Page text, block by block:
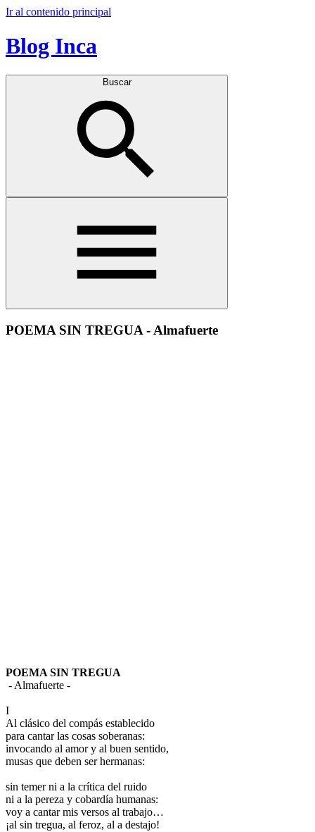
Ir al contenido principal
Blog Inca
Buscar
POEMA SIN TREGUA - Almafuerte
POEMA SIN TREGUA
- Almafuerte -
I
Al clásico del compás establecido
para cantar las cosas soberanas:
invocando al amor y al buen sentido,
musas que deben ser hermanas:
sin temer ni a la crítica del ruido
ni a la pereza y cobardía humanas:
voy a cantar mis versos al trabajo…
¡al sin tregua, al feroz, al a destajo!